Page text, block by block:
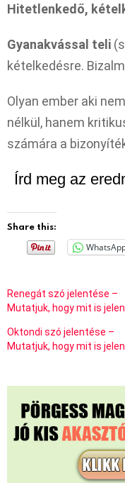
Hitetlenkedő,
Gyanakvással teli
kételkedésre.
Olyan ember aki
nélkül, hanem
számára a
Írd meg az
Share this:
Renegát szó jelentése –
Mutatjuk, hogy mit is
Oktondi szó jelentése –
Mutatjuk, hogy mit is